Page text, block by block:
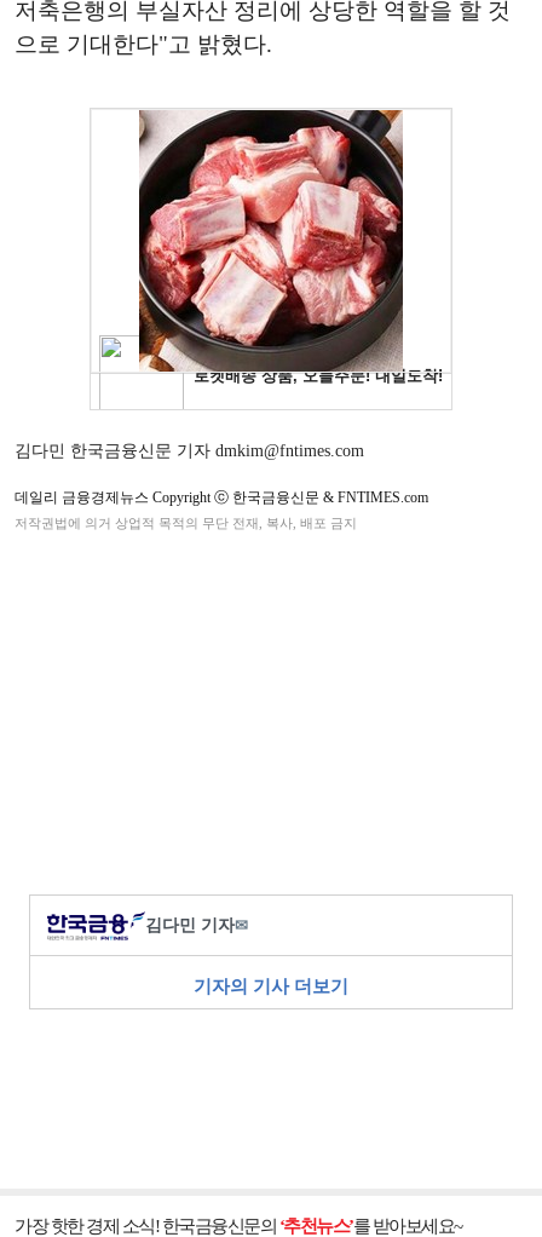
저축은행의 부실자산 정리에 상당한 역할을 할 것
으로 기대한다"고 밝혔다.
김다민 한국금융신문 기자 dmkim@fntimes.com
데일리 금융경제뉴스 Copyright ⓒ 한국금융신문 & FNTIMES.com
저작권법에 의거 상업적 목적의 무단 전재, 복사, 배포 금지
김다민 기자✉
기자의 기사 더보기
가장 핫한 경제 소식! 한국금융신문의 ‘추천뉴스’를 받아보세요~